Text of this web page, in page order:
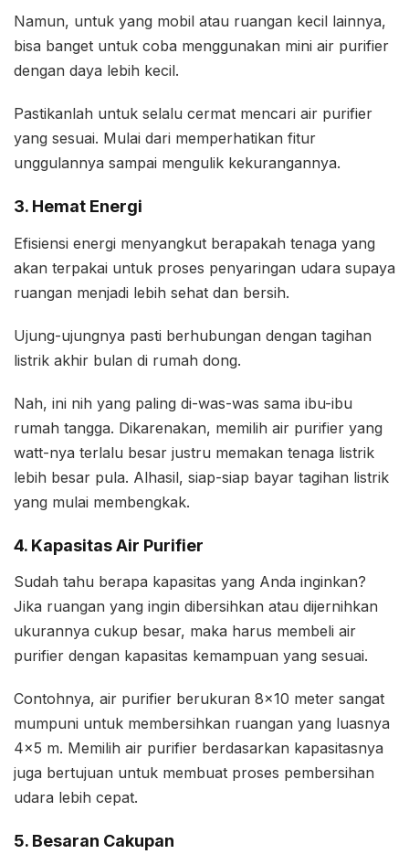
Namun, untuk yang mobil atau ruangan kecil lainnya,
bisa banget untuk coba menggunakan mini air purifier
dengan daya lebih kecil.
Pastikanlah untuk selalu cermat mencari air purifier
yang sesuai. Mulai dari memperhatikan fitur
unggulannya sampai mengulik kekurangannya.
3. Hemat Energi
Efisiensi energi menyangkut berapakah tenaga yang
akan terpakai untuk proses penyaringan udara supaya
ruangan menjadi lebih sehat dan bersih.
Ujung-ujungnya pasti berhubungan dengan tagihan
listrik akhir bulan di rumah dong.
Nah, ini nih yang paling di-was-was sama ibu-ibu
rumah tangga. Dikarenakan, memilih air purifier yang
watt-nya terlalu besar justru memakan tenaga listrik
lebih besar pula. Alhasil, siap-siap bayar tagihan listrik
yang mulai membengkak.
4. Kapasitas Air Purifier
Sudah tahu berapa kapasitas yang Anda inginkan?
Jika ruangan yang ingin dibersihkan atau dijernihkan
ukurannya cukup besar, maka harus membeli air
purifier dengan kapasitas kemampuan yang sesuai.
Contohnya, air purifier berukuran 8×10 meter sangat
mumpuni untuk membersihkan ruangan yang luasnya
4×5 m. Memilih air purifier berdasarkan kapasitasnya
juga bertujuan untuk membuat proses pembersihan
udara lebih cepat.
5. Besaran Cakupan